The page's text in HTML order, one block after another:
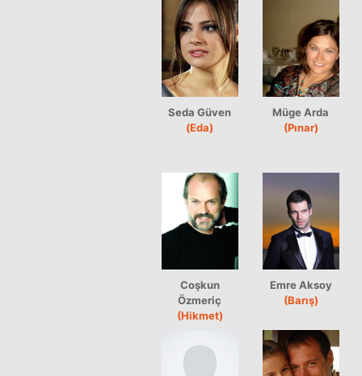
Seda Güven
(Eda)
Müge Arda
(Pınar)
Coşkun
Özmeriç
(Hikmet)
Emre Aksoy
(Barış)